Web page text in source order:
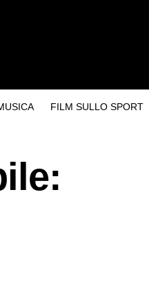
FILM SULLO SPORT